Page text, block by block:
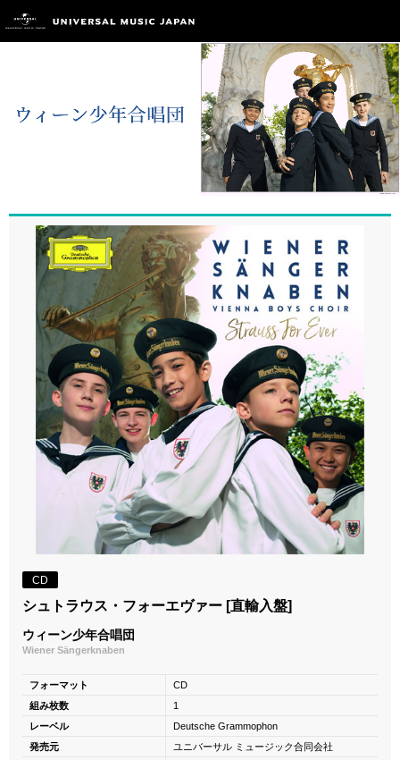
CD
シュトラウス・フォーエヴァー [直輸入盤]
ウィーン少年合唱団
Wiener Sängerknaben
フォーマット
CD
組み枚数
1
レーベル
Deutsche Grammophon
発売元
ユニバーサル ミュージック合同会社